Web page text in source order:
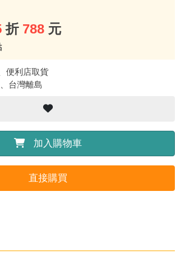
折 788 元
便利店取貨
台灣離島
加入購物車
直接購買